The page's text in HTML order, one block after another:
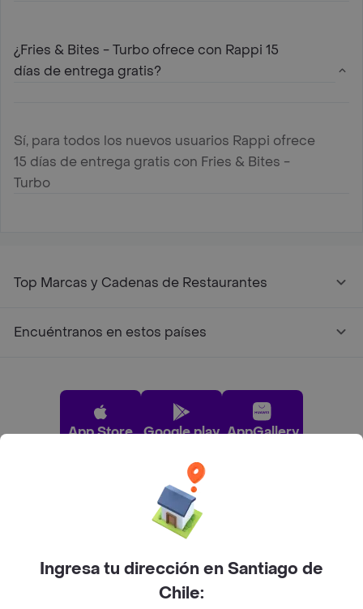
¿Fries & Bites - Turbo ofrece con Rappi 15
días de entrega gratis?
Sí, para todos los nuevos usuarios Rappi ofrece
15 días de entrega gratis con Fries & Bites -
Turbo
Top Marcas y Cadenas de Restaurantes
Encuéntranos en estos países
App Store Google play AppGallery
Pide tu comida favorita cerca de ti
Categorías
Ingresa tu dirección en Santiago de
Chile: